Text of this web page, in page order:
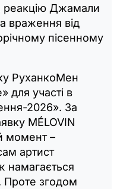
реакцію Джамали
враження від
пісенному
РуханкоМен
для участі в
2026». За
MÉLOVIN
момент –
артист
намагається
Проте згодом